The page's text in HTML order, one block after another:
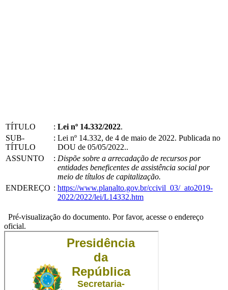
TÍTULO : Lei nº 14.332/2022.
SUB-
TÍTULO
: Lei nº 14.332, de 4 de maio de 2022. Publicada no
DOU de 05/05/2022..
ASSUNTO
: Dispõe sobre a arrecadação de recursos por
entidades beneficentes de assistência social por
meio de títulos de capitalização.
ENDEREÇO : https://www.planalto.gov.br/ccivil_03/_ato2019-
2022/2022/lei/L14332.htm
Pré-visualização do documento. Por favor, acesse o endereço
oficial.